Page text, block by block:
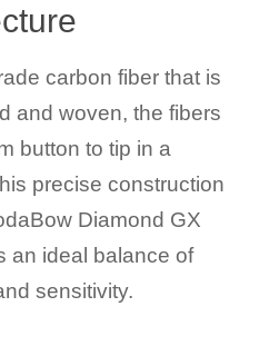
carbon fiber that is
and woven, the fibers
button to tip in a
precise construction
Diamond GX
an ideal balance of
sensitivity.